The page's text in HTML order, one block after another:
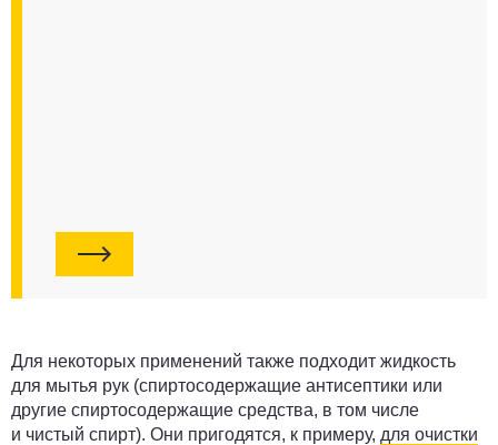
Для некоторых применений также подходит жидкость
для мытья рук (спиртосодержащие антисептики или
другие спиртосодержащие средства, в том числе
и чистый спирт). Они пригодятся, к примеру, для очистки